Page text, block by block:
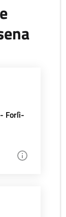
Forlì-